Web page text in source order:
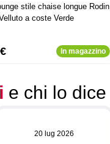
stile chaise longue Rodin
a coste Verde
In magazzino
e chi lo dice
20 lug 2026